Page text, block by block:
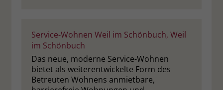
Service-Wohnen Weil im Schönbuch, Weil
im Schönbuch
Das neue, moderne Service-Wohnen
bietet als weiterentwickelte Form des
Betreuten Wohnens anmietbare,